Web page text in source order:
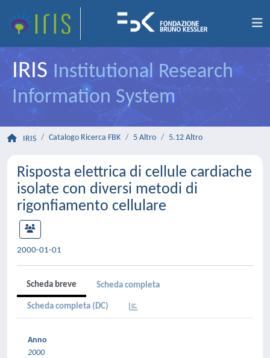
IRIS Institutional Research
Information System
IRIS Catalogo Ricerca FBK 5 Altro 5.12 Altro
Risposta elettrica di cellule cardiache
isolate con diversi metodi di
rigonfiamento cellulare
2000-01-01
Scheda breve Scheda completa
Scheda completa (DC)
Anno
2000